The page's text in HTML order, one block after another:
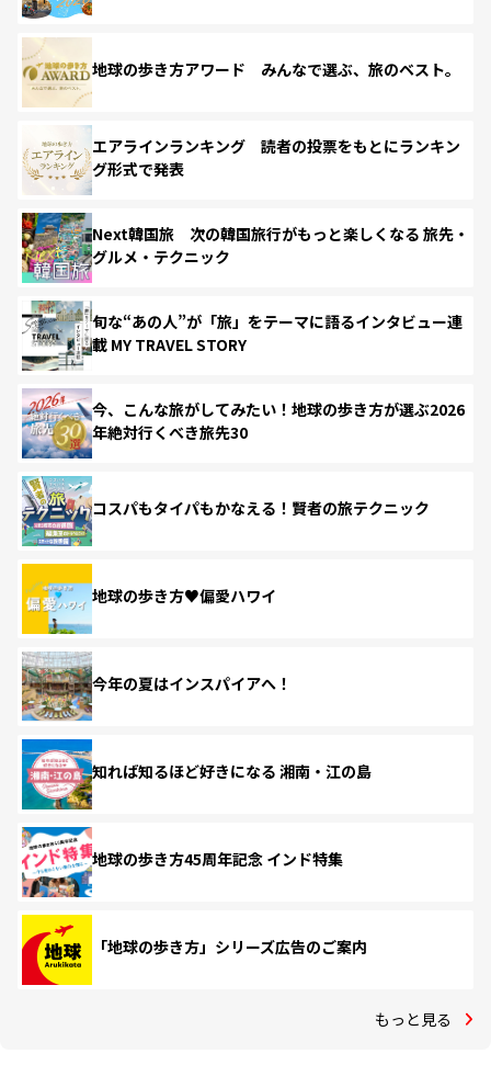
地球の歩き方アワード みんなで選ぶ、旅のベスト。
エアラインランキング 読者の投票をもとにランキン
グ形式で発表
Next韓国旅 次の韓国旅行がもっと楽しくなる 旅先・
グルメ・テクニック
旬な“あの人”が「旅」をテーマに語るインタビュー連
載 MY TRAVEL STORY
今、こんな旅がしてみたい！地球の歩き方が選ぶ2026
年絶対行くべき旅先30
コスパもタイパもかなえる！賢者の旅テクニック
地球の歩き方♥偏愛ハワイ
今年の夏はインスパイアへ！
知れば知るほど好きになる 湘南・江の島
地球の歩き方45周年記念 インド特集
「地球の歩き方」シリーズ広告のご案内
もっと見る